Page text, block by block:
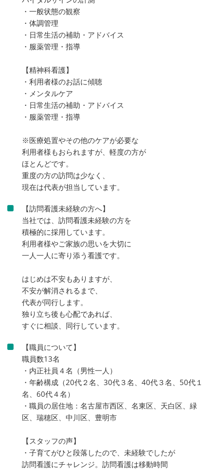
・一般状態の観察
・体調管理
・日常生活の補助・アドバイス
・服薬管理・指導
【精神科看護】
・利用者様のお話に傾聴
・メンタルケア
・日常生活の補助・アドバイス
・服薬管理・指導
※医療処置やその他のケアが必要な
利用者様もおられますが、軽度の方が
ほとんどです。
重度の方の訪問は少なく、
現在は代表が担当しています。
【訪問看護未経験の方へ】
当社では、訪問看護未経験の方を
積極的に採用しています。
利用者様やご家族の思いを大切に
一人一人に寄り添う看護です。
はじめは不安もありますが、
不安が解消されるまで、
代表が同行します。
独り立ち後も心配であれば、
すぐに相談、同行しています。
【職員について】
職員数13名
・内正社員４名（男性一人）
・年齢構成（20代２名、30代３名、40代３名、50代１
名、60代４名）
・職員の居住地：名古屋市西区、名東区、天白区、緑
区、瑞穂区、中川区、豊明市
【スタッフの声】
・子育てがひと段落したので、未経験でしたが
訪問看護にチャレンジ。訪問看護は移動時間